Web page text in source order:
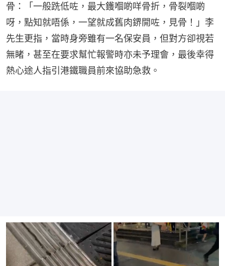
骨：「一般跣低咗，最大鑊嗰啲咩骨折，骨裂嗰啲
呀，點知就唔係，一望就成舊肉鎅開咗，見骨！」李
先生更指，當時身旁雖有一名保安員，但對方卻視若
無睹，甚至在要求幫忙報警時亦未予理會，最後幸得
熱心途人指引港鐵職員前來協助急救。